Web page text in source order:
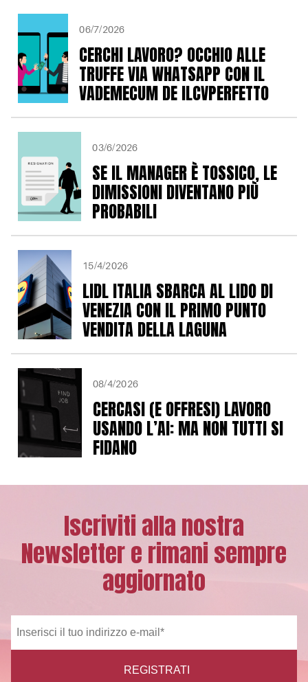
06/7/2026
CERCHI LAVORO? OCCHIO ALLE
TRUFFE VIA WHATSAPP CON IL
VADEMECUM DE ILCVPERFETTO
03/6/2026
SE IL MANAGER È TOSSICO, LE
DIMISSIONI DIVENTANO PIÙ
PROBABILI
15/4/2026
LIDL ITALIA SBARCA AL LIDO DI
VENEZIA CON IL PRIMO PUNTO
VENDITA DELLA LAGUNA
08/4/2026
CERCASI (E OFFRESI) LAVORO
USANDO L’AI: MA NON TUTTI SI
FIDANO
Iscriviti alla nostra
Newsletter e rimani sempre
aggiornato